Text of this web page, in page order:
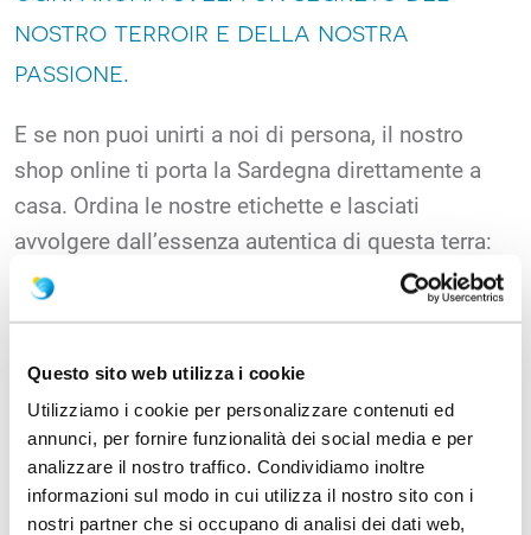
Questo sito web utilizza i cookie
Utilizziamo i cookie per personalizzare contenuti ed
annunci, per fornire funzionalità dei social media e per
analizzare il nostro traffico. Condividiamo inoltre
informazioni sul modo in cui utilizza il nostro sito con i
nostri partner che si occupano di analisi dei dati web,
nostro terroir e della nostra
passione.
E se non puoi unirti a noi di persona, il nostro
shop online ti porta la Sardegna direttamente a
casa. Ordina le nostre etichette e lasciati
avvolgere dall’essenza autentica di questa terra:
un viaggio sensoriale che si apre con ogni
Abbiamo ideato tre percorsi di degustazione per
accompagnarti alla scoperta delle nostre etichette
più rappresentative. Ogni esperienza è pensata
per esaltare al meglio le caratteristiche dei nostri
vini, attraverso abbinamenti curati e un racconto